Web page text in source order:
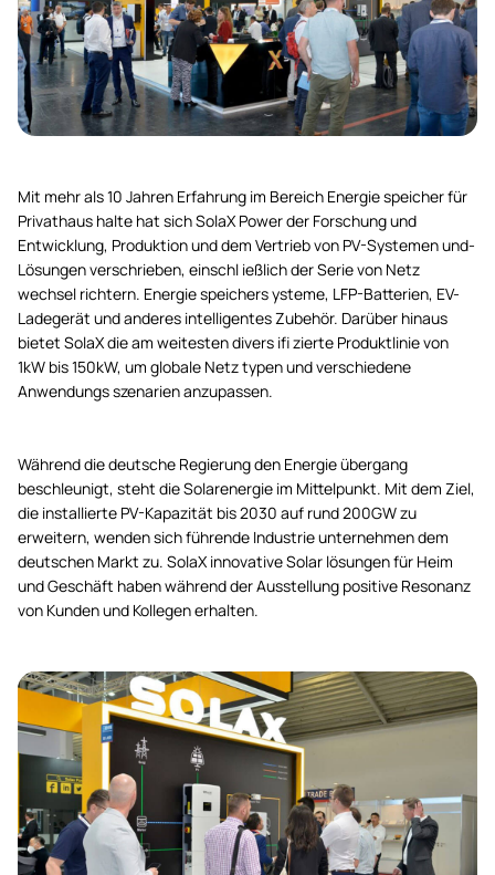
Mit mehr als 10 Jahren Erfahrung im Bereich Energie speicher für
Privathaus halte hat sich SolaX Power der Forschung und
Entwicklung, Produktion und dem Vertrieb von PV-Systemen und-
Lösungen verschrieben, einschl ießlich der Serie von Netz
wechsel richtern. Energie speichers ysteme, LFP-Batterien, EV-
Ladegerät und anderes intelligentes Zubehör. Darüber hinaus
bietet SolaX die am weitesten divers ifi zierte Produktlinie von
1kW bis 150kW, um globale Netz typen und verschiedene
Anwendungs szenarien anzupassen.
Während die deutsche Regierung den Energie übergang
beschleunigt, steht die Solarenergie im Mittelpunkt. Mit dem Ziel,
die installierte PV-Kapazität bis 2030 auf rund 200GW zu
erweitern, wenden sich führende Industrie unternehmen dem
deutschen Markt zu. SolaX innovative Solar lösungen für Heim
und Geschäft haben während der Ausstellung positive Resonanz
von Kunden und Kollegen erhalten.